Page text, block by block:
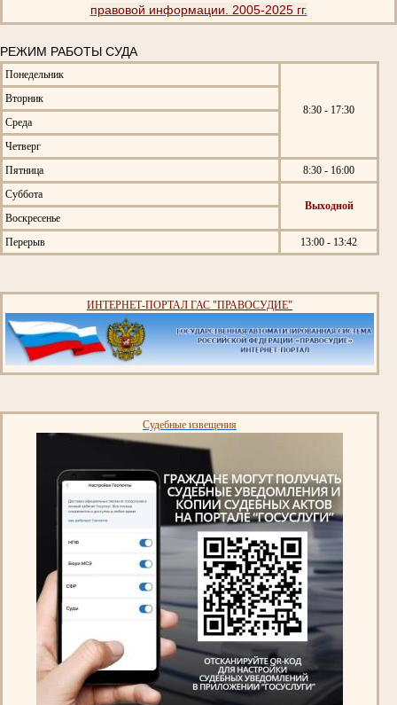
правовой информации. 2005-2025 гг.
РЕЖИМ РАБОТЫ СУДА
Понедельник
8:30 - 17:30
Вторник
Среда
Четверг
Пятница
8:30 - 16:00
Суббота
Выходной
Воскресенье
Перерыв
13:00 - 13:42
ИНТЕРНЕТ-ПОРТАЛ ГАС "ПРАВОСУДИЕ"
Судебные извещения